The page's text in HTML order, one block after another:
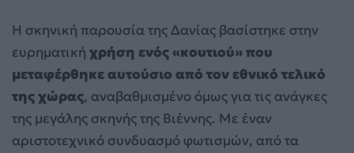
Η σκηνική παρουσία της Δανίας βασίστηκε στην
ευρηματική χρήση ενός «κουτιού» που
μεταφέρθηκε αυτούσιο από τον εθνικό τελικό
της χώρας, αναβαθμισμένο όμως για τις ανάγκες
της μεγάλης σκηνής της Βιέννης. Με έναν
αριστοτεχνικό συνδυασμό φωτισμών, από τα